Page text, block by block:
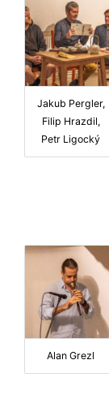
Jakub Pergler,
Filip Hrazdil,
Petr Ligocký
Alan Grezl